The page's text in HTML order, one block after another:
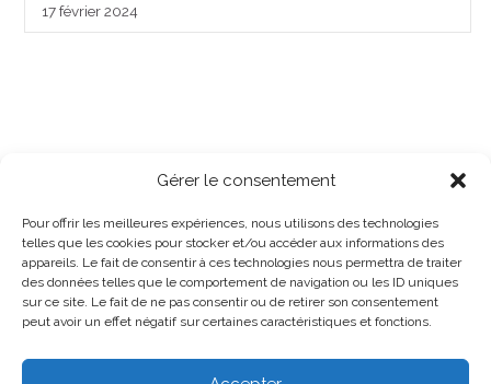
Gérer le consentement
Pour offrir les meilleures expériences, nous utilisons des technologies
telles que les cookies pour stocker et/ou accéder aux informations des
appareils. Le fait de consentir à ces technologies nous permettra de traiter
des données telles que le comportement de navigation ou les ID uniques
sur ce site. Le fait de ne pas consentir ou de retirer son consentement
peut avoir un effet négatif sur certaines caractéristiques et fonctions.
17 février 2024